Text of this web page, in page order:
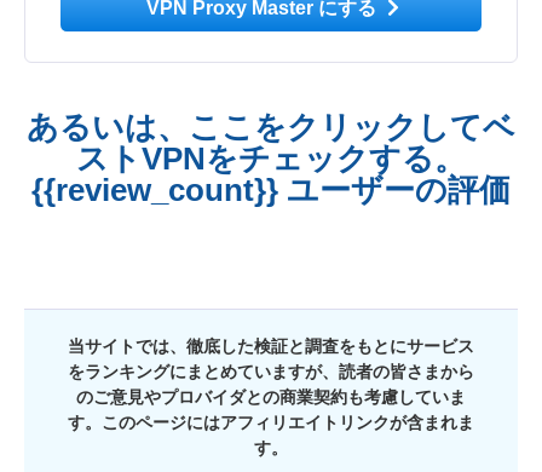
VPN Proxy Master にする
あるいは、ここをクリックしてベ
ストVPNをチェックする。
{{review_count}} ユーザーの評価
当サイトでは、徹底した検証と調査をもとにサービス
をランキングにまとめていますが、読者の皆さまから
のご意見やプロバイダとの商業契約も考慮していま
す。このページにはアフィリエイトリンクが含まれま
す。